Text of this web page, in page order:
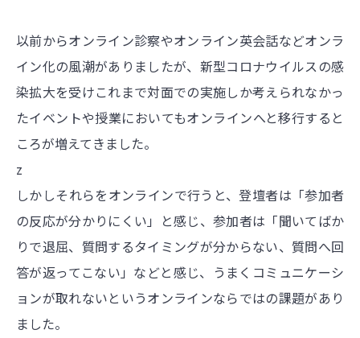
以前からオンライン診察やオンライン英会話などオンラ
イン化の風潮がありましたが、新型コロナウイルスの感
染拡大を受けこれまで対面での実施しか考えられなかっ
たイベントや授業においてもオンラインへと移行すると
ころが増えてきました。
z
しかしそれらをオンラインで行うと、登壇者は「参加者
の反応が分かりにくい」と感じ、参加者は「聞いてばか
りで退屈、質問するタイミングが分からない、質問へ回
答が返ってこない」などと感じ、うまくコミュニケーシ
ョンが取れないというオンラインならではの課題があり
ました。